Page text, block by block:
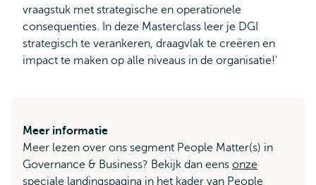
vraagstuk met strategische en operationele
consequenties. In deze Masterclass leer je DGI
strategisch te verankeren, draagvlak te creëren en
impact te maken op alle niveaus in de organisatie!'
Meer informatie
Meer lezen over ons segment People Matter(s) in
Governance & Business? Bekijk dan eens onze
speciale landingspagina in het kader van People